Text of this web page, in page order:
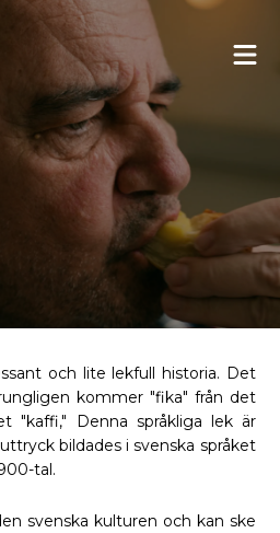
och lite lekfull historia. Det
kommer "fika" från det
"kaffi," Denna språkliga lek är
bildades i svenska språket
tal.
svenska kulturen och kan ske